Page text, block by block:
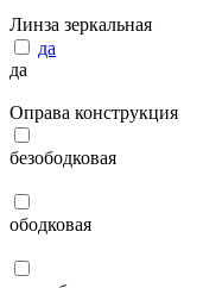
Линза зеркальная
да
да
Оправа конструкция
безободковая
ободковая